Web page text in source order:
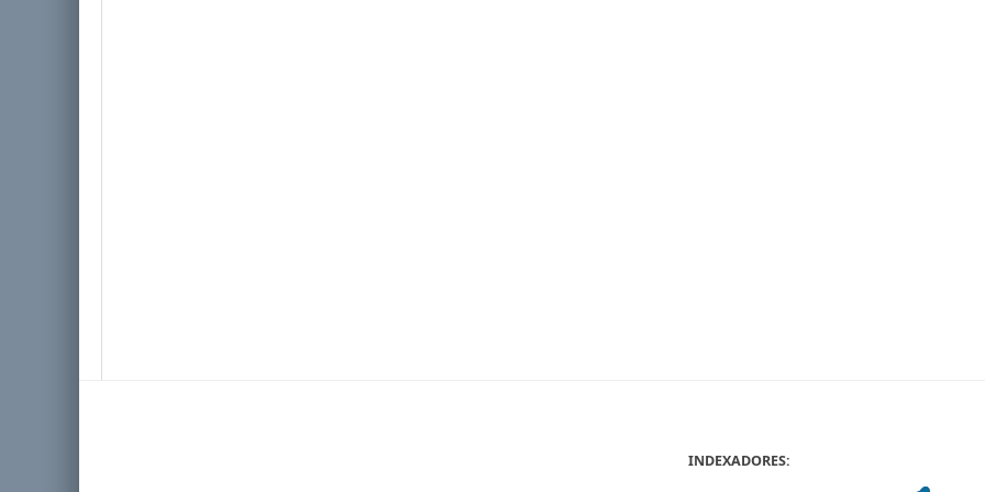
INDEXADORES: